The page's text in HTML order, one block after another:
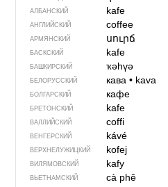
АЛБАНСКИЙ kafe
АНГЛИЙСКИЙ coffee
АРМЯНСКИЙ սուրճ
БАСКСКИЙ kafe
БАШКИРСКИЙ ҡәһүә
БЕЛОРУССКИЙ кава• kava
БОЛГАРСКИЙ кафе
БРЕТОНСКИЙ kafe
ВАЛЛИЙСКИЙ coffi
ВЕНГЕРСКИЙ kávé
ВЕРХНЕЛУЖИЦКИЙ kofej
ВИЛЯМОВСКИЙ kafy
ВЬЕТНАМСКИЙ
cà phê